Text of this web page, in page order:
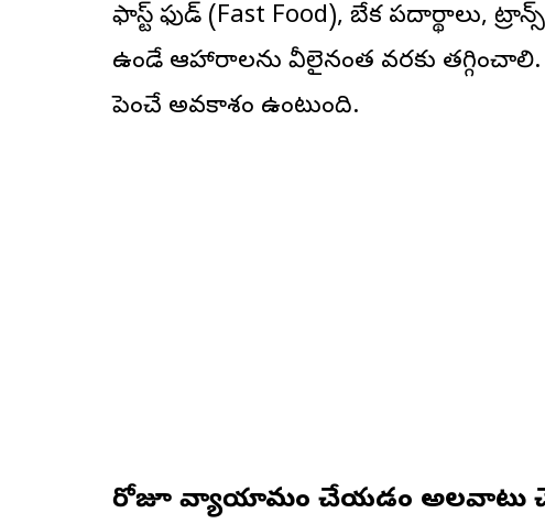
ఫాస్ట్ ఫుడ్ (Fast Food), బేకరీ పదార్థాలు,
ఉండే ఆహారాలను వీలైనంత వరకు
పెంచే అవకాశం ఉంటుంది.
రోజూ వ్యాయామం చేయడం అలవాటు